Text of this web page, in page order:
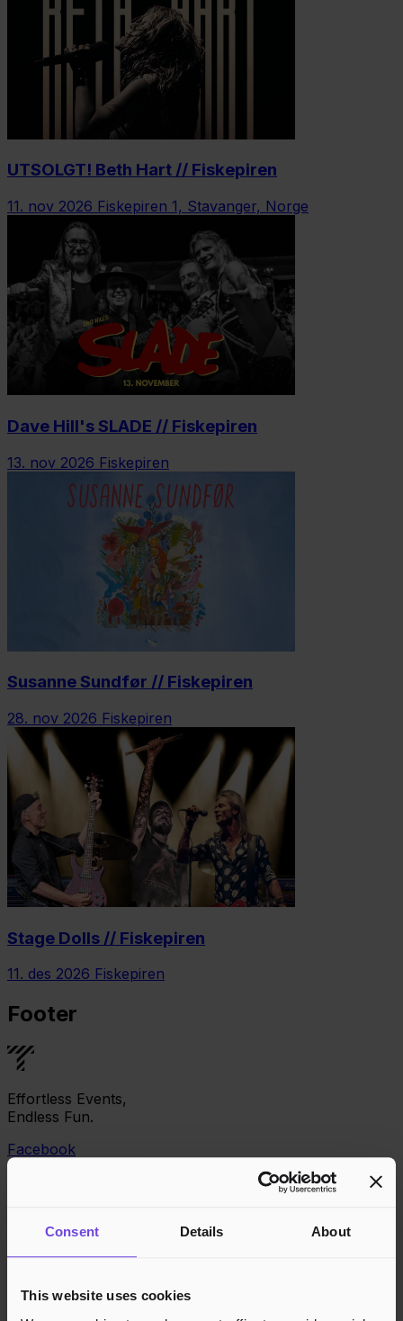
Consent Details About
This website uses cookies
UTSOLGT! Beth Hart // Fiskepiren
11. nov 2026 Fiskepiren 1, Stavanger, Norge
Dave Hill's SLADE // Fiskepiren
13. nov 2026 Fiskepiren
Susanne Sundfør // Fiskepiren
28. nov 2026 Fiskepiren
Stage Dolls // Fiskepiren
11. des 2026 Fiskepiren
Footer
Effortless Events,
Endless Fun.
Facebook